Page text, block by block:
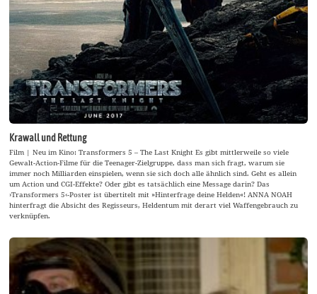
Krawall und Rettung
Film | Neu im Kino: Transformers 5 – The Last Knight Es gibt mittlerweile so viele
Gewalt-Action-Filme für die Teenager-Zielgruppe, dass man sich fragt, warum sie
immer noch Milliarden einspielen, wenn sie sich doch alle ähnlich sind. Geht es allein
um Action und CGI-Effekte? Oder gibt es tatsächlich eine Message darin? Das
›Transformers 5‹-Poster ist übertitelt mit »Hinterfrage deine Helden«! ANNA NOAH
hinterfragt die Absicht des Regisseurs, Heldentum mit derart viel Waffengebrauch zu
verknüpfen.